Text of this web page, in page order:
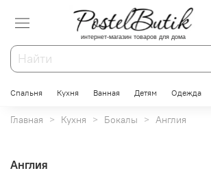
интернет-магазин товаров для дома
Спальня Кухня Ванная Детям Одежда
Главная Кухня Бокалы Англия
Англия